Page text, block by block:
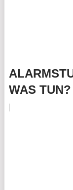
WAS TUN?